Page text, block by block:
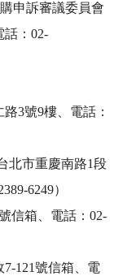
申訴審議委員會
話：02-
3號9樓、電話：
北市重慶南路1段
6249）
信箱、電話：02-
121號信箱、電